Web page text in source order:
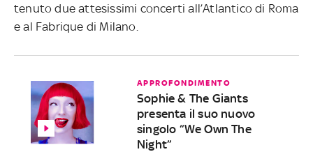
tenuto due attesissimi concerti all’Atlantico di Roma
e al Fabrique di Milano.
APPROFONDIMENTO
Sophie & The Giants
presenta il suo nuovo
singolo “We Own The
Night”